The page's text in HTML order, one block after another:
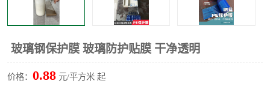
玻璃钢保护膜 玻璃防护贴膜 干净透明
价格： 0.88 元/平方米 起
不锈钢板保护膜 一次性隔离膜